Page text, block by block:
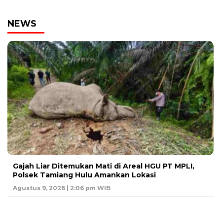
NEWS
Gajah Liar Ditemukan Mati di Areal HGU PT MPLI,
Polsek Tamiang Hulu Amankan Lokasi
Agustus 9, 2026 | 2:06 pm WIB